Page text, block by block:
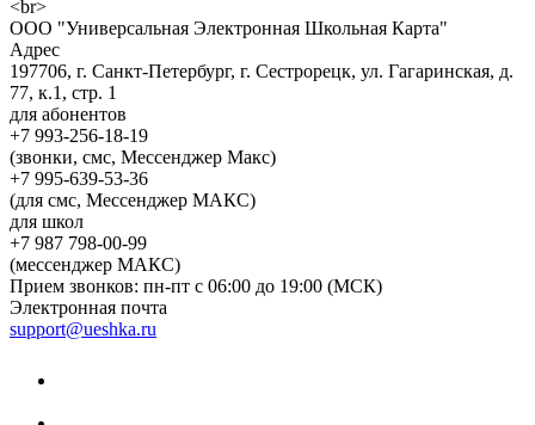
ООО "Универсальная Электронная Школьная Карта"
Адрес
197706, г. Санкт-Петербург, г. Сестрорецк, ул. Гагаринская, д.
77, к.1, стр. 1
для абонентов
+7 993-256-18-19
(звонки, смс, Мессенджер Макс)
+7 995-639-53-36
(для смс, Мессенджер МАКС)
для школ
+7 987 798-00-99
(мессенджер МАКС)
Прием звонков: пн-пт с 06:00 до 19:00 (МСК)
Электронная почта
support@ueshka.ru